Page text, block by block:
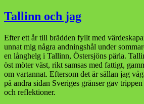
Granérs
problem
vänsterns
problem
Tallinn och jag
Efter ett år till brädden fyllt med
unnat mig några andningshål under
en långhelg i Tallinn, Östersjöns pärla.
öst möter väst, rikt samsas med fattigt,
om vartannat. Eftersom det är sällan jag
på andra sidan Sveriges gränser gav
och reflektioner.